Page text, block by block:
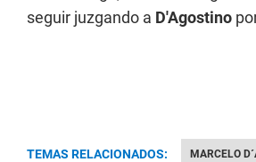
seguir juzgando a D'Agostino
TEMAS RELACIONADOS: MARCELO